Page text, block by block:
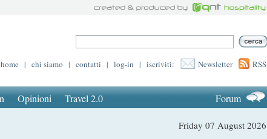
home | chi siamo | contatti | log-in | iscriviti: Newsletter RSS
Opinioni Travel 2.0 Forum
Friday 07 August 2026